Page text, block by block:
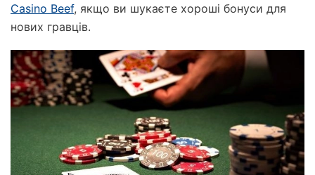
Naxos
Top Clay i Top Sand
Casino Beef, якщо ви шукаєте хороші бонуси для
нових гравців.